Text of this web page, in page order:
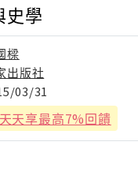
史學
樑
出版社
03/31
天享最高7%回饋